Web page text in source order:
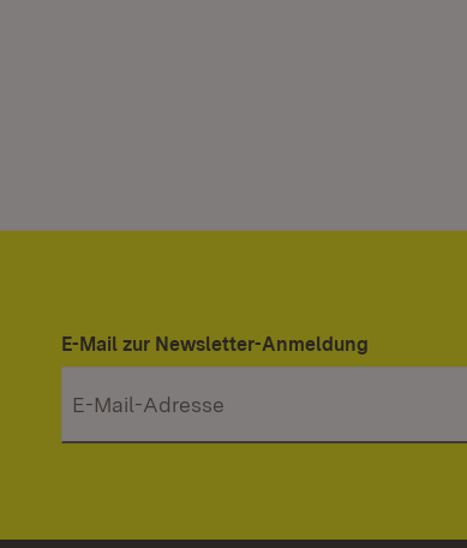
E-Mail zur Newsletter-Anmeldung